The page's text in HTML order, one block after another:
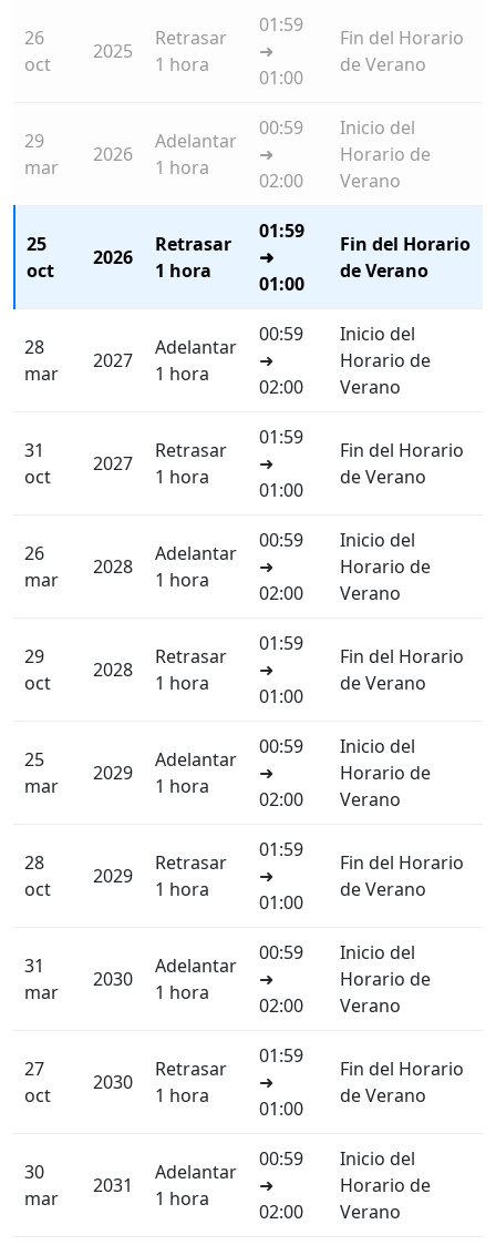
26
oct
2025
Retrasar
1 hora
01:59
➜
01:00
Fin del Horario
de Verano
29
mar
2026
Adelantar
1 hora
00:59
➜
02:00
Inicio del
Horario de
Verano
25
oct
2026
Retrasar
1 hora
01:59
➜
01:00
Fin del Horario
de Verano
28
mar
2027
Adelantar
1 hora
00:59
➜
02:00
Inicio del
Horario de
Verano
31
oct
2027
Retrasar
1 hora
01:59
➜
01:00
Fin del Horario
de Verano
26
mar
2028
Adelantar
1 hora
00:59
➜
02:00
Inicio del
Horario de
Verano
29
oct
2028
Retrasar
1 hora
01:59
➜
01:00
Fin del Horario
de Verano
25
mar
2029
Adelantar
1 hora
00:59
➜
02:00
Inicio del
Horario de
Verano
28
oct
2029
Retrasar
1 hora
01:59
➜
01:00
Fin del Horario
de Verano
31
mar
2030
Adelantar
1 hora
00:59
➜
02:00
Inicio del
Horario de
Verano
27
oct
2030
Retrasar
1 hora
01:59
➜
01:00
Fin del Horario
de Verano
30
mar
2031
Adelantar
1 hora
00:59
➜
02:00
Inicio del
Horario de
Verano